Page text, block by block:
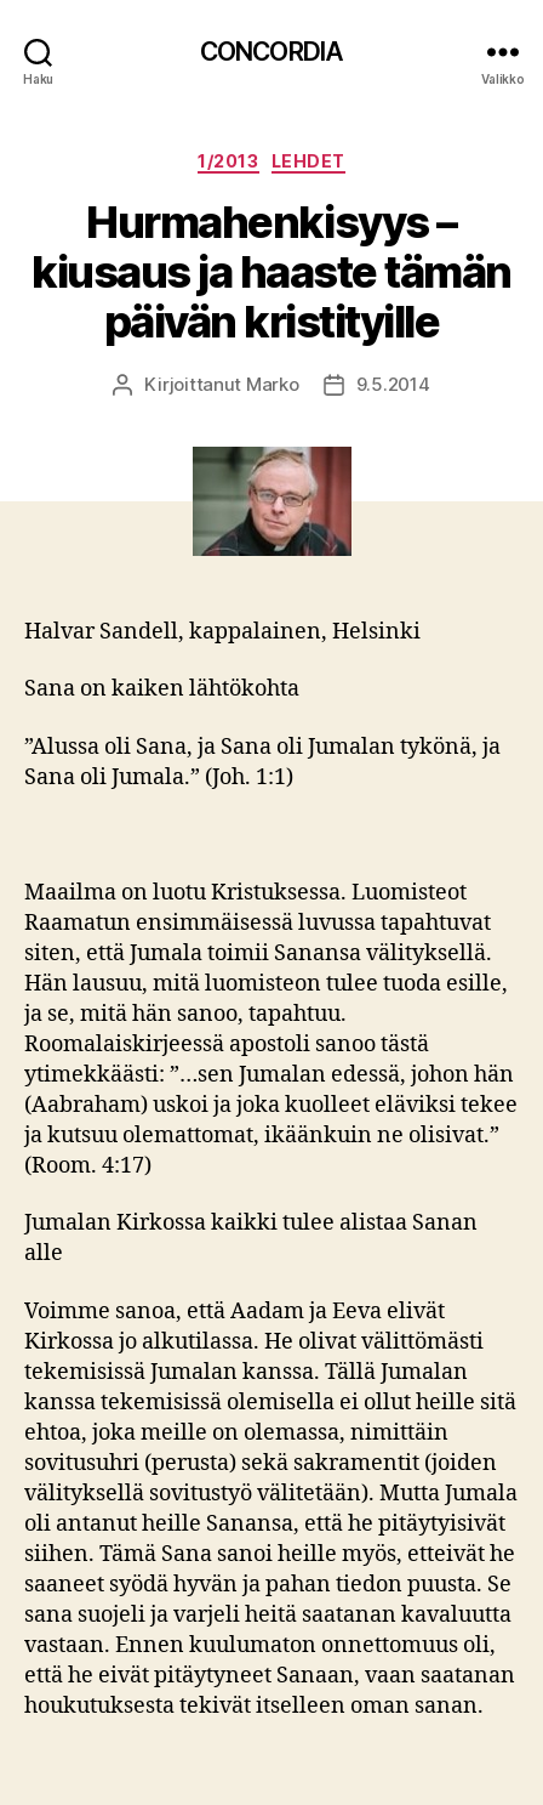
Haku
CONCORDIA
Valikko
Kategoriat
1/2013 LEHDET
Hurmahenkisyys –
kiusaus ja haaste tämän
päivän kristityille
Kirjoittaja
Kirjoittanut Marko Julkaisupäivämäärä
9.5.2014
Halvar Sandell, kappalainen, Helsinki
Sana on kaiken lähtökohta
”Alussa oli Sana, ja Sana oli Jumalan tykönä, ja
Sana oli Jumala.” (Joh. 1:1)
Maailma on luotu Kristuksessa. Luomisteot
Raamatun ensimmäisessä luvussa tapahtuvat
siten, että Jumala toimii Sanansa välityksellä.
Hän lausuu, mitä luomisteon tulee tuoda esille,
ja se, mitä hän sanoo, tapahtuu.
Roomalaiskirjeessä apostoli sanoo tästä
ytimekkäästi: ”…sen Jumalan edessä, johon hän
(Aabraham) uskoi ja joka kuolleet eläviksi tekee
ja kutsuu olemattomat, ikäänkuin ne olisivat.”
(Room. 4:17)
Jumalan Kirkossa kaikki tulee alistaa Sanan
alle
Voimme sanoa, että Aadam ja Eeva elivät
Kirkossa jo alkutilassa. He olivat välittömästi
tekemisissä Jumalan kanssa. Tällä Jumalan
kanssa tekemisissä olemisella ei ollut heille sitä
ehtoa, joka meille on olemassa, nimittäin
sovitusuhri (perusta) sekä sakramentit (joiden
välityksellä sovitustyö välitetään). Mutta Jumala
oli antanut heille Sanansa, että he pitäytyisivät
siihen. Tämä Sana sanoi heille myös, etteivät he
saaneet syödä hyvän ja pahan tiedon puusta. Se
sana suojeli ja varjeli heitä saatanan kavaluutta
vastaan. Ennen kuulumaton onnettomuus oli,
että he eivät pitäytyneet Sanaan, vaan saatanan
houkutuksesta tekivät itselleen oman sanan.